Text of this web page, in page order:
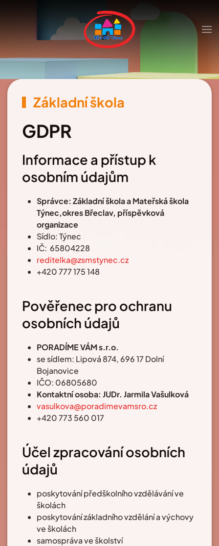
Skip to main content
Základní škola
GDPR
Informace a přístup k
osobním údajům
Správce: Základní škola a Mateřská škola
Týnec,okres Břeclav, příspěvková
organizace
Sídlo: Týnec
IČ: 65804228
reditelka@zsmstynec.cz
+420 777 175 148
Pověřenec pro ochranu
osobních údajů
PORADÍME VÁM s.r.o.
se sídlem: Lipová 874, 696 17 Dolní
Bojanovice
IČO: 06805680
Kontaktní osoba: JUDr. Jarmila Vašulková
vasulkova@poradimevamsro.cz
+420 773 560 017
Účel zpracování osobních
údajů
poskytování předškolního vzdělávání ve
školách
poskytování základního vzdělání a výchovy
ve školách
samospráva ve školství